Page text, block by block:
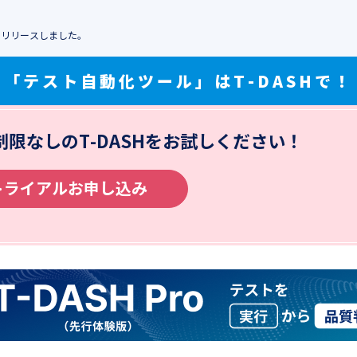
リースしました。
「テスト自動化ツール」はT-DASHで！
限なしのT-DASHをお試しください！
イアルお申し込み